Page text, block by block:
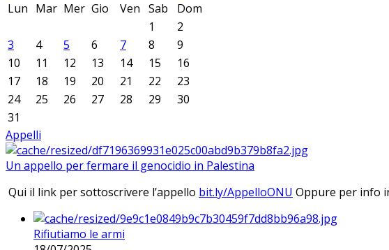
Lun Mar Mer Gio Ven Sab
Dom
1
2
3
4 5 6 7 8
9
10
11 12 13 14 15
16
17
18 19 20 21 22
23
24
25 26 27 28 29
30
31
Appelli
Un appello per fermare il genocidio in Palestina
Qui il link per sottoscrivere l’appello bit.ly/AppelloONU Oppure per info
Rifiutiamo le armi